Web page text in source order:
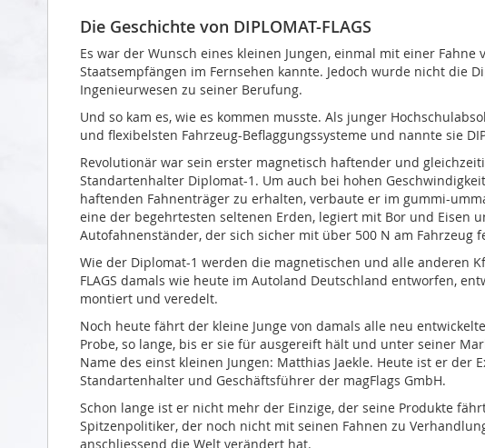
Die Geschichte von DIPLOMAT-FLAGS
Es war der Wunsch eines kleinen Jungen, einmal mit einer Fahne
Staatsempfängen im Fernsehen kannte. Jedoch wurde nicht die
Ingenieurwesen zu seiner Berufung.
Und so kam es, wie es kommen musste. Als junger
und flexibelsten Fahrzeug-Beflaggungssysteme und nannte sie
Revolutionär war sein erster magnetisch haftender und
Standartenhalter Diplomat-1. Um auch bei hohen
haftenden Fahnenträger zu erhalten, verbaute er im gummi-
eine der begehrtesten seltenen Erden, legiert mit Bor und Eisen
Autofahnenständer, der sich sicher mit über 500 N am Fahrzeug
Wie der Diplomat-1 werden die magnetischen und alle anderen
FLAGS damals wie heute im Autoland Deutschland entworfen,
montiert und veredelt.
Noch heute fährt der kleine Junge von damals alle neu
Probe, so lange, bis er sie für ausgereift hält und unter seiner
Name des einst kleinen Jungen: Matthias Jaekle. Heute ist er der
Standartenhalter und Geschäftsführer der magFlags GmbH.
Schon lange ist er nicht mehr der Einzige, der seine Produkte
Spitzenpolitiker, der noch nicht mit seinen Fahnen zu
anschliessend die Welt verändert hat.